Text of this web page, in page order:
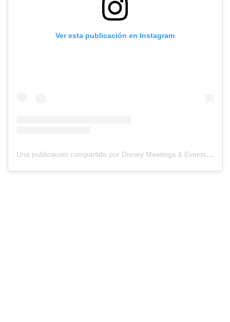
Ver esta publicación en Instagram
Una publicación compartida por Disney Meetings & Events (@disneymeetingsandevents)